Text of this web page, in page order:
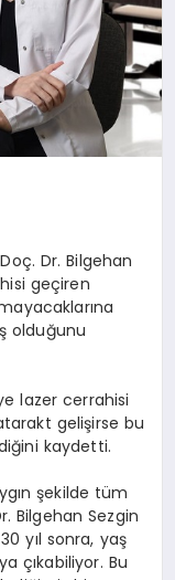
Dr. Bilgehan
geçiren
olduğunu
lazer cerrahisi
gelişirse bu
kaydetti.
şekilde tüm
Bilgehan Sezgin
yıl sonra, yaş
çıkabiliyor. Bu